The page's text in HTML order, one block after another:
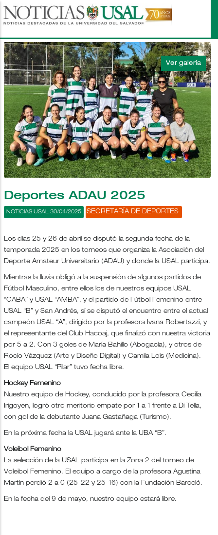
Pasar
al
principal
Deportes ADAU 2025
SECRETARÍA DE DEPORTES
NOTICIAS USAL 30/04/2025
Los días 25 y 26 de abril se disputó la segunda fecha de la
temporada 2025 en los torneos que organiza la Asociación del
Deporte Amateur Universitario (ADAU) y donde la USAL participa.
Mientras la lluvia obligó a la suspensión de algunos partidos de
Fútbol Masculino, entre ellos los de nuestros equipos USAL
“CABA” y USAL “AMBA”, y el partido de Fútbol Femenino entre
USAL “B” y San Andrés, sí se disputó el encuentro entre el actual
campeón USAL “A”, dirigido por la profesora Ivana Robertazzi, y
el representante del Club Hacoaj, que finalizó con nuestra victoria
por 5 a 2. Con 3 goles de María Bahillo (Abogacía), y otros de
Rocío Vázquez (Arte y Diseño Digital) y Camila Lois (Medicina).
El equipo USAL “Pilar” tuvo fecha libre.
Hockey Femenino
Nuestro equipo de Hockey, conducido por la profesora Cecilia
Irigoyen, logró otro meritorio empate por 1 a 1 frente a Di Tella,
con gol de la debutante Juana Gastañaga (Turismo).
En la próxima fecha la USAL jugará ante la UBA “B”.
Voleibol Femenino
La selección de la USAL participa en la Zona 2 del torneo de
Voleibol Femenino. El equipo a cargo de la profesora Agustina
Martín perdió 2 a 0 (25-22 y 25-16) con la Fundación Barceló.
En la fecha del 9 de mayo, nuestro equipo estará libre.